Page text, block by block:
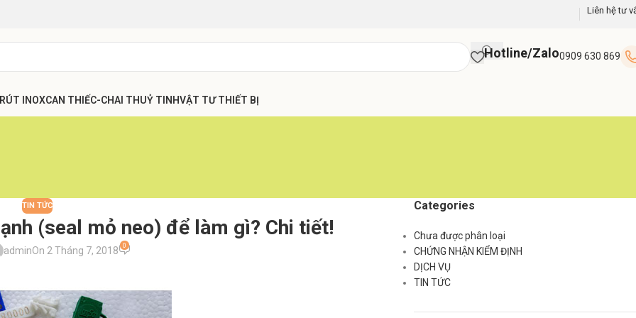
Liên hệ tư
Hotline/Zalo0909 630 869
INOXCAN THIẾC-CHAI THUỶ TINHVẬT TƯ THIẾT BỊ
TIN TỨC
(seal mỏ neo) để làm gì? Chi tiết!
adminOn 2 Tháng 7, 2018 0
Categories
Chưa được phân loại
CHỨNG NHẬN KIỂM ĐỊNH
DỊCH VỤ
TIN TỨC